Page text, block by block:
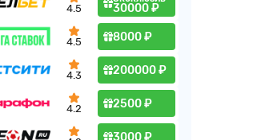
4.5 30000 ₽
4.5 8000 ₽
4.3 200000 ₽
4.2 2500 ₽
3000 ₽